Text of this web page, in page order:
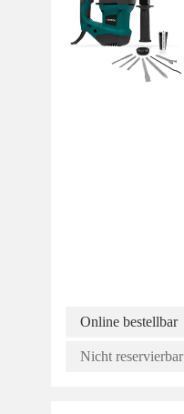
Online bestellbar
Nicht reservierbar